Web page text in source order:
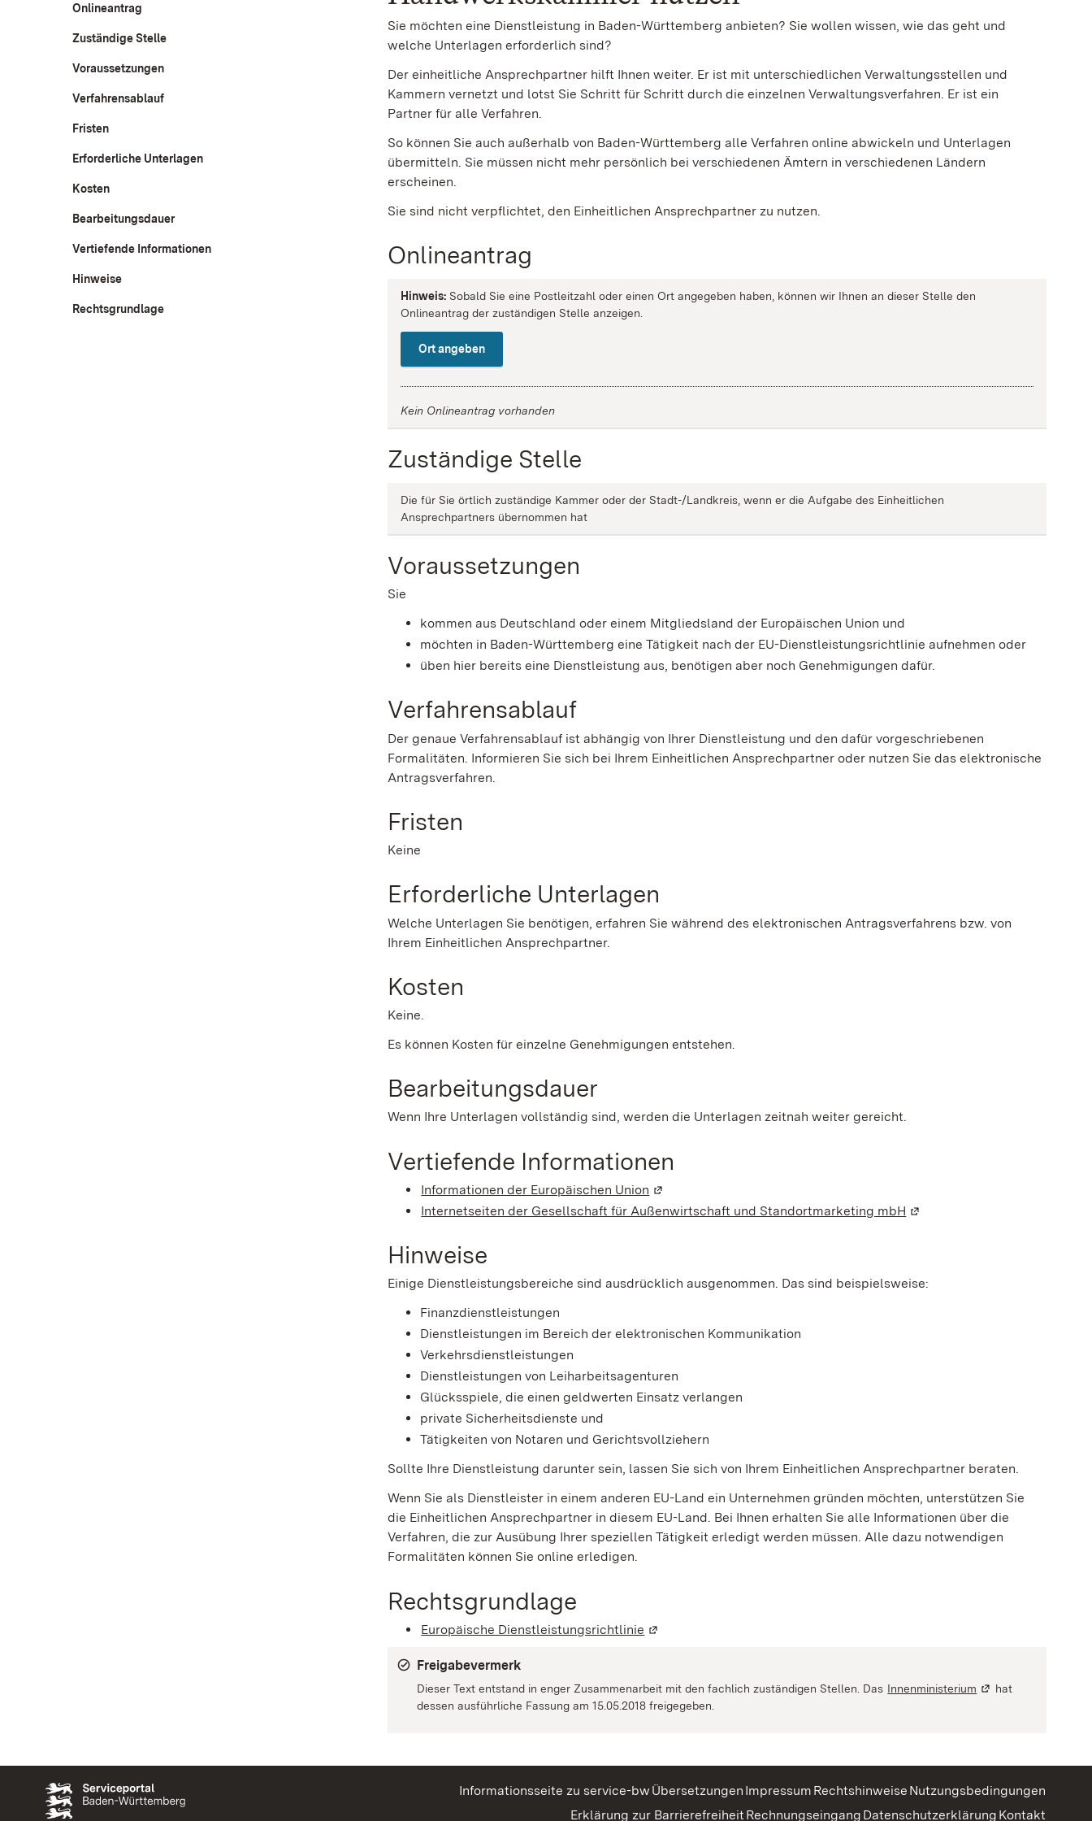
Onlineantrag
Zuständige Stelle
Voraussetzungen
Verfahrensablauf
Fristen
Erforderliche Unterlagen
Kosten
Bearbeitungsdauer
Vertiefende Informationen
Hinweise
Rechtsgrundlage
Sie möchten eine Dienstleistung in Baden-Württemberg anbieten? Sie wollen wissen, wie das geht und
welche Unterlagen erforderlich sind?
Der einheitliche Ansprechpartner hilft Ihnen weiter. Er ist mit unterschiedlichen Verwaltungsstellen und
Kammern vernetzt und lotst Sie Schritt für Schritt durch die einzelnen Verwaltungsverfahren. Er ist ein
Partner für alle Verfahren.
So können Sie auch außerhalb von Baden-Württemberg alle Verfahren online abwickeln und Unterlagen
übermitteln. Sie müssen nicht mehr persönlich bei verschiedenen Ämtern in verschiedenen Ländern
erscheinen.
Sie sind nicht verpflichtet, den Einheitlichen Ansprechpartner zu nutzen.
Onlineantrag
Hinweis: Sobald Sie eine Postleitzahl oder einen Ort angegeben haben, können wir Ihnen an dieser Stelle den
Onlineantrag der zuständigen Stelle anzeigen.
Ort angeben
Kein Onlineantrag vorhanden
Zuständige Stelle
Die für Sie örtlich zuständige Kammer oder der Stadt-/Landkreis, wenn er die Aufgabe des Einheitlichen
Ansprechpartners übernommen hat
Voraussetzungen
Sie
kommen aus Deutschland oder einem Mitgliedsland der Europäischen Union und
möchten in Baden-Württemberg eine Tätigkeit nach der EU-Dienstleistungsrichtlinie aufnehmen oder
üben hier bereits eine Dienstleistung aus, benötigen aber noch Genehmigungen dafür.
Verfahrensablauf
Der genaue Verfahrensablauf ist abhängig von Ihrer Dienstleistung und den dafür vorgeschriebenen
Formalitäten. Informieren Sie sich bei Ihrem Einheitlichen Ansprechpartner oder nutzen Sie das elektronische
Antragsverfahren.
Fristen
Keine
Erforderliche Unterlagen
Welche Unterlagen Sie benötigen, erfahren Sie während des elektronischen Antragsverfahrens bzw. von
Ihrem Einheitlichen Ansprechpartner.
Kosten
Keine.
Es können Kosten für einzelne Genehmigungen entstehen.
Bearbeitungsdauer
Wenn Ihre Unterlagen vollständig sind, werden die Unterlagen zeitnah weiter gereicht.
Vertiefende Informationen
Informationen der Europäischen Union (Wird in einem neuen Fenster geöffnet)
Internetseiten der Gesellschaft für Außenwirtschaft und Standortmarketing mbH (Wird in einem neuen Fenster
Hinweise
Einige Dienstleistungsbereiche sind ausdrücklich ausgenommen. Das sind beispielsweise:
Finanzdienstleistungen
Dienstleistungen im Bereich der elektronischen Kommunikation
Verkehrsdienstleistungen
Dienstleistungen von Leiharbeitsagenturen
Glücksspiele, die einen geldwerten Einsatz verlangen
private Sicherheitsdienste und
Tätigkeiten von Notaren und Gerichtsvollziehern
Sollte Ihre Dienstleistung darunter sein, lassen Sie sich von Ihrem Einheitlichen Ansprechpartner beraten.
Wenn Sie als Dienstleister in einem anderen EU-Land ein Unternehmen gründen möchten, unterstützen Sie
die Einheitlichen Ansprechpartner in diesem EU-Land. Bei Ihnen erhalten Sie alle Informationen über die
Verfahren, die zur Ausübung Ihrer speziellen Tätigkeit erledigt werden müssen. Alle dazu notwendigen
Formalitäten können Sie online erledigen.
Rechtsgrundlage
Europäische Dienstleistungsrichtlinie (Wird in einem neuen Fenster geöffnet)
Freigabevermerk
Dieser Text entstand in enger Zusammenarbeit mit den fachlich zuständigen Stellen. Das Innenministerium (Wird in einem
hat
dessen ausführliche Fassung am 15.05.2018 freigegeben.
Informationsseite zu service-bw Übersetzungen Impressum Rechtshinweise Nutzungsbedingungen
Erklärung zur Barrierefreiheit Rechnungseingang Datenschutzerklärung Kontakt